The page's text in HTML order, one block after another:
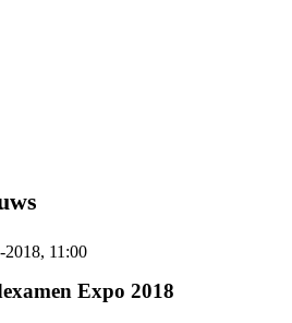
2018, 11:00
Expo 2018